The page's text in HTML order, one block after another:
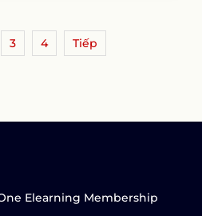
3 4 Tiếp
Elearning Membership